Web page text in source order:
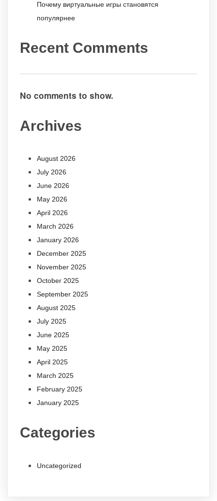
Почему виртуальные игры становятся
популярнее
Recent Comments
No comments to show.
Archives
August 2026
July 2026
June 2026
May 2026
April 2026
March 2026
January 2026
December 2025
November 2025
October 2025
September 2025
August 2025
July 2025
June 2025
May 2025
April 2025
March 2025
February 2025
January 2025
Categories
Uncategorized